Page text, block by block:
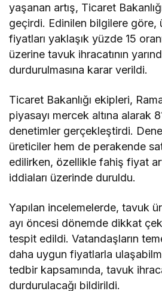
yaşanan artış, Ticaret
geçirdi. Edinilen bilgilere göre,
fiyatları yaklaşık yüzde 15
üzerine tavuk ihracatının
durdurulmasına karar verildi.
Ticaret Bakanlığı ekipleri,
piyasayı mercek altına alarak
denetimler gerçekleştirdi.
üreticiler hem de perakende
edilirken, özellikle fahiş fiyat
iddiaları üzerinde duruldu.
Yapılan incelemelerde, tavuk
ayı öncesi dönemde dikkat
tespit edildi. Vatandaşların
daha uygun fiyatlarla
tedbir kapsamında, tavuk
durdurulacağı bildirildi.